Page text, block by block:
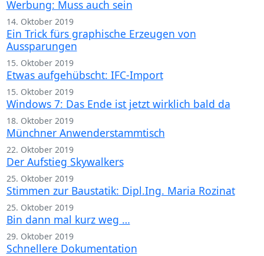
Werbung: Muss auch sein
14. Oktober 2019
Ein Trick fürs graphische Erzeugen von
Aussparungen
15. Oktober 2019
Etwas aufgehübscht: IFC-Import
15. Oktober 2019
Windows 7: Das Ende ist jetzt wirklich bald da
18. Oktober 2019
Münchner Anwenderstammtisch
22. Oktober 2019
Der Aufstieg Skywalkers
25. Oktober 2019
Stimmen zur Baustatik: Dipl.Ing. Maria Rozinat
25. Oktober 2019
Bin dann mal kurz weg …
29. Oktober 2019
Schnellere Dokumentation